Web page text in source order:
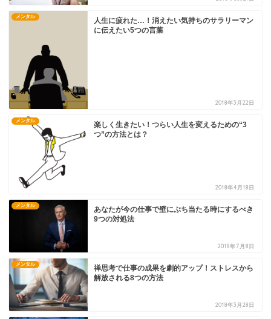
メンタル
人生に疲れた…！消えたい気持ちのサラリーマン
に伝えたい5つの言葉
2018年3月22日
メンタル
楽しく生きたい！つらい人生を変えるための“3
つ”の方法とは？
2018年4月18日
メンタル
あなたが今の仕事で壁にぶち当たる時にするべき
9つの対処法
2018年7月8日
メンタル
禅思考で仕事の成果を劇的アップ！ストレスから
解放される8つの方法
2018年3月28日